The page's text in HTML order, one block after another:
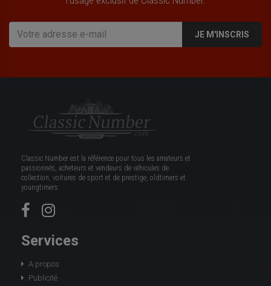
JE M'INSCRIS
Classic Number est la référence pour tous les amateurs et
passionnés, acheteurs et vendeurs de véhicules de
collection, voitures de sport et de prestige, oldtimers et
youngtimers.
Services
A propos
Publicité